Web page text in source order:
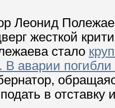
Леонид
жесткой
стало
В аварии погибли
в